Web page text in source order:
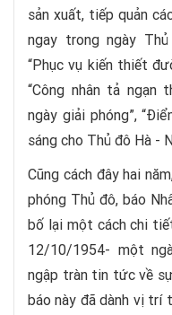
sản xuất, tiếp quản
ngay trong ngày
“Phục vụ kiến thiết
“Công nhân tả ngạn
ngày giải phóng”,
sáng cho Thủ đô Hà -
Cũng cách đây hai
phóng Thủ đô, báo
bố lại một cách chi
12/10/1954- một
ngập tràn tin tức về
báo này đã dành vị trí